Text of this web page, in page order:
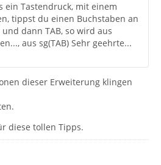
ein Tastendruck, mit einem
tippst du einen Buchstaben an
dann TAB, so wird aus
aus sg(TAB) Sehr geehrte...
dieser Erweiterung klingen
diese tollen Tipps.